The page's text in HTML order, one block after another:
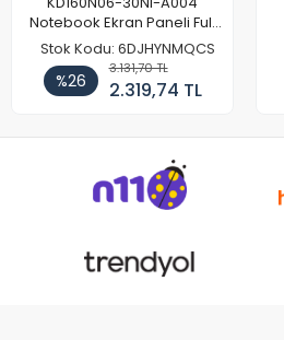
Notebook Ekran Paneli Full
HD
Stok Kodu: 6DJHYNMQCS
%26
3.131,70 TL
2.319,74 TL